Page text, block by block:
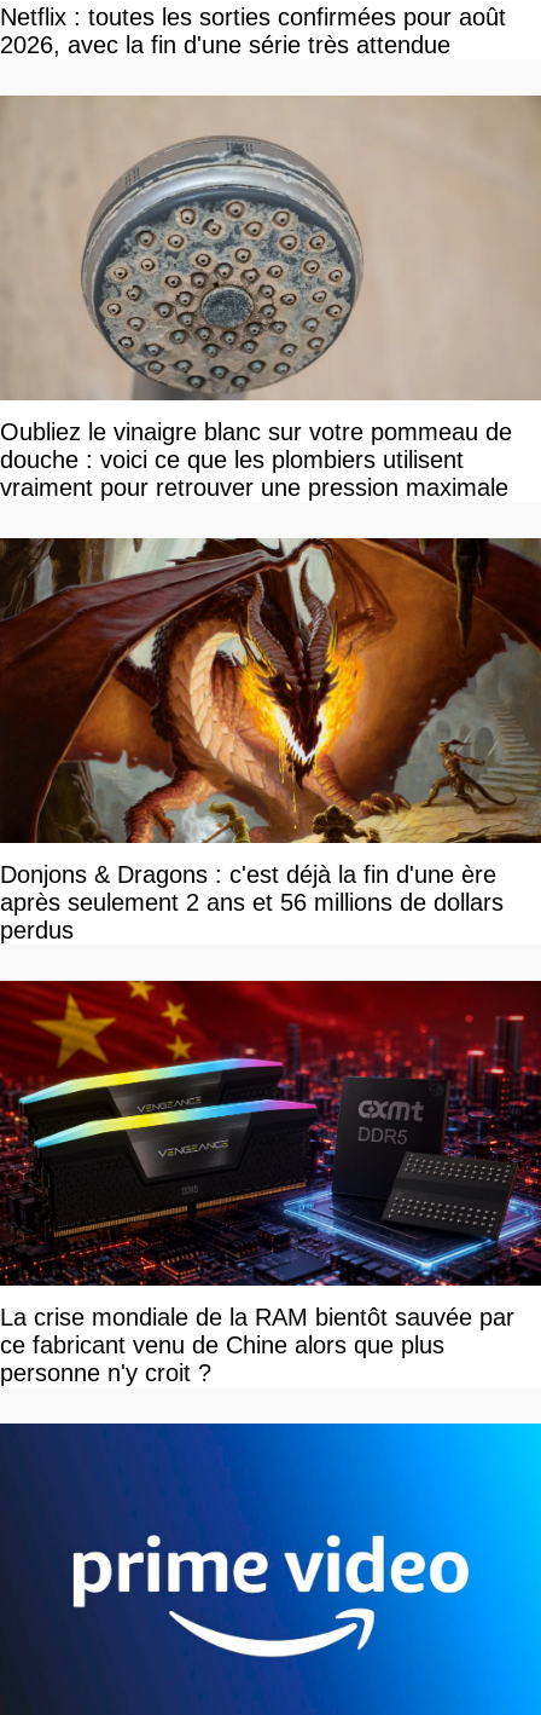
Netflix : toutes les sorties confirmées pour août
2026, avec la fin d'une série très attendue
Oubliez le vinaigre blanc sur votre pommeau de
douche : voici ce que les plombiers utilisent
vraiment pour retrouver une pression maximale
Donjons & Dragons : c'est déjà la fin d'une ère
après seulement 2 ans et 56 millions de dollars
perdus
La crise mondiale de la RAM bientôt sauvée par
ce fabricant venu de Chine alors que plus
personne n'y croit ?